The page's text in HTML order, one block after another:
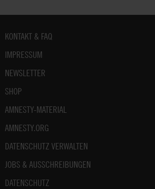
Fußbereich
KONTAKT & FAQ
IMPRESSUM
NEWSLETTER
SHOP
AMNESTY-MATERIAL
AMNESTY.ORG
DATENSCHUTZ VERWALTEN
JOBS & AUSSCHREIBUNGEN
DATENSCHUTZ